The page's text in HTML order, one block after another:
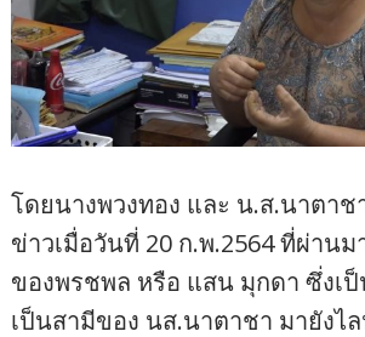
โดยนางพวงทอง และ น.ส.นาตาช
ข่าวเมื่อวันที่ 20 ก.พ.2564 ที่ผ่าน
ของพรชพล หรือ แสน มุกดา ซึ่งเ
เป็นสามีของ นส.นาตาชา มายังไ